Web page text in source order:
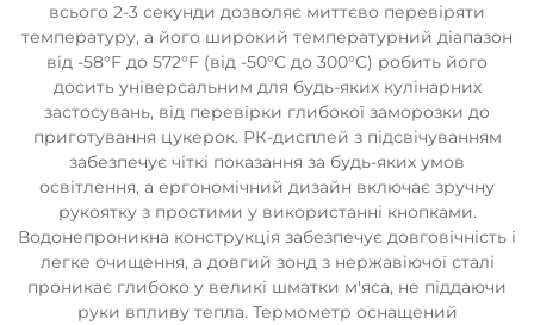
всього 2-3 секунди дозволяє миттєво перевіряти
температуру, а його широкий температурний діапазон
від -58°F до 572°F (від -50°C до 300°C) робить його
досить універсальним для будь-яких кулінарних
застосувань, від перевірки глибокої заморозки до
приготування цукерок. РК-дисплей з підсвічуванням
забезпечує чіткі показання за будь-яких умов
освітлення, а ергономічний дизайн включає зручну
рукоятку з простими у використанні кнопками.
Водонепроникна конструкція забезпечує довговічність і
легке очищення, а довгий зонд з нержавіючої сталі
проникає глибоко у великі шматки м'яса, не піддаючи
руки впливу тепла. Термометр оснащений